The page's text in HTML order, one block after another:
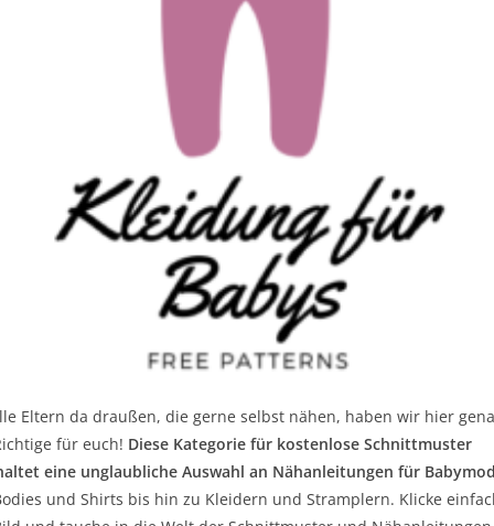
Eltern da draußen, die gerne selbst nähen, haben wir hier
für euch! Diese Kategorie für kostenlose Schnittmuster
eine unglaubliche Auswahl an Nähanleitungen für
und Shirts bis hin zu Kleidern und Stramplern. Klicke